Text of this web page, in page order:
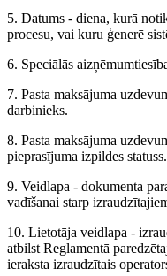
5. Datums - diena, kurā
procesu, vai kuru ģenerē
6. Speciālās
7. Pasta maksājuma
darbinieks.
8. Pasta maksājuma
pieprasījuma izpildes statuss.
9. Veidlapa - dokumenta
vadīšanai starp
10. Lietotāja veidlapa -
atbilst Reglamentā
ieraksta izraudzītais